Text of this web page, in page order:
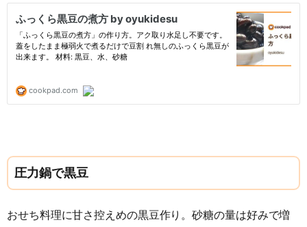
圧力鍋で黒豆
おせち料理に甘さ控えめの黒豆作り。砂糖の量は好みで増